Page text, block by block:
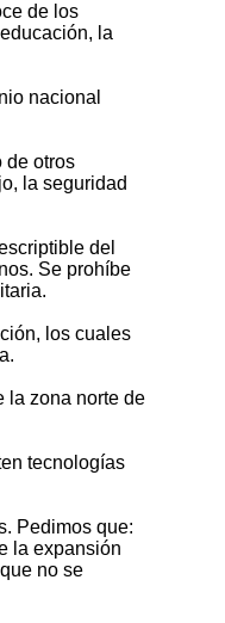
de los
la
nacional
de otros
la seguridad
del
Se prohíbe
los cuales
la zona norte de
tecnologías
Pedimos que:
la expansión
no se